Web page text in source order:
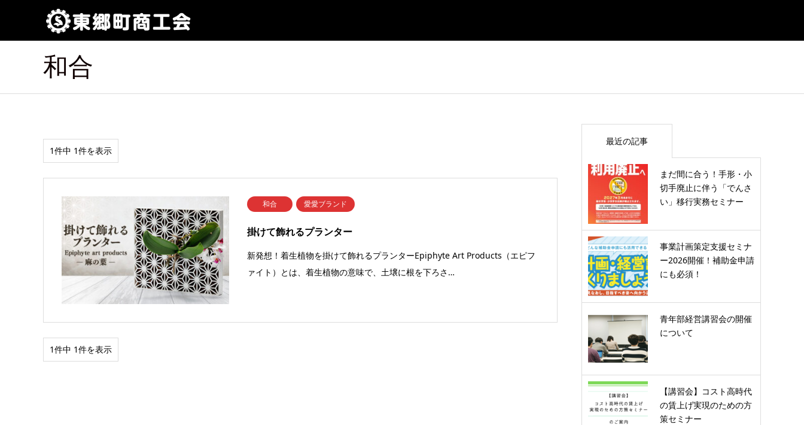
和合
1件中 1件を表示
和合 愛愛ブランド
掛けて飾れるプランター
新発想！着生植物を掛けて飾れるプランターEpiphyte Art Products（エピフ
ァイト）とは、着生植物の意味で、土壌に根を下ろさ…
1件中 1件を表示
最近の記事
まだ間に合う！手形・小
切手廃止に伴う「でんさ
い」移行実務セミナー
事業計画策定支援セミナ
ー2026開催！補助金申請
にも必須！
青年部経営講習会の開催
について
【講習会】コスト高時代
の賃上げ実現のための方
策セミナー